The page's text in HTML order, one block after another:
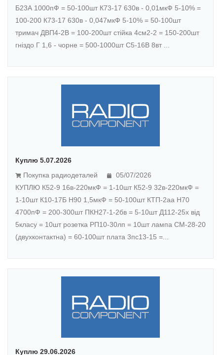
Б23А 1000пФ = 50-100шт К73-17 630в - 0,01мкФ 5-10% =
100-200 К73-17 630в - 0,047мкФ 5-10% = 50-100шт
тримач ДВП4-2В = 100-200шт стійка 4см2-2 = 150-200шт
гніздо Г 1,6 - чорне = 500-1000шт С5-16В 8вт ...
Куплю 5.07.2026
Покупка радиодеталей
05/07/2026
КУПЛЮ К52-9 16в-220мкФ = 1-10шт К52-9 32в-220мкФ =
1-10шт К10-17Б Н90 1,5мкФ = 50-100шт КТП-2аа H70
4700пФ = 200-300шт ПКН27-1-2бв = 5-10шт Д112-25х від
5класу = 10шт розетка РП10-30лп = 10шт лампа СМ-28-20
(двухконтактна) = 60-100шт плата 3пс13-15 =...
Куплю 29.06.2026